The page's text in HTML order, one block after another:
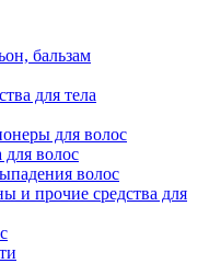
бальзам
для тела
для волос
для волос
волос
и прочие средства для